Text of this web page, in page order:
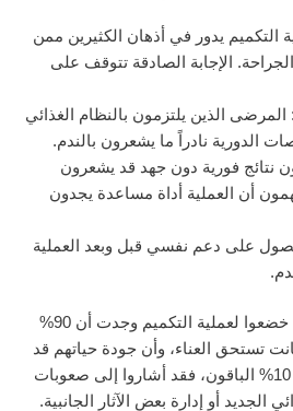
يدور في أذهان الكثيرين ممن
الإجابة الصادقة تتوقف على
المرضى الذين يلتزمون بالنظام الغذائي
الدورية نادراً ما يشعرون بالندم.
نتائج فورية دون جهد قد يشعرون
أن العملية أداة مساعدة يجدون
على دعم نفسي قبل وبعد العملية
دراسة استقصائية لمرضى خضعوا لعملية التكميم وجدت أن 90%
تستحق العناء، وأن جودة حياتهم قد
تحسنت بشكل كبير. أما الـ 10% الباقون، فقد أشاروا إلى صعوبات
الجديد أو إدارة بعض الآثار الجانبية.